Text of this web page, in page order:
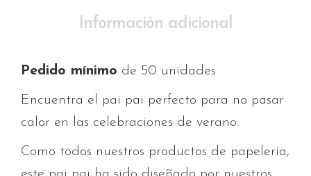
Información adicional
Pedido mínimo de 50 unidades
Encuentra el pai pai perfecto para no pasar
calor en las celebraciones de verano.
Como todos nuestros productos de papelería,